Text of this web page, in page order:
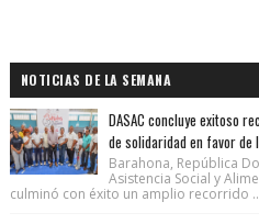
NOTICIAS DE LA SEMANA
DASAC concluye exitoso
de solidaridad en favor de
Barahona, República
Asistencia Social y
culminó con éxito un amplio recorrido